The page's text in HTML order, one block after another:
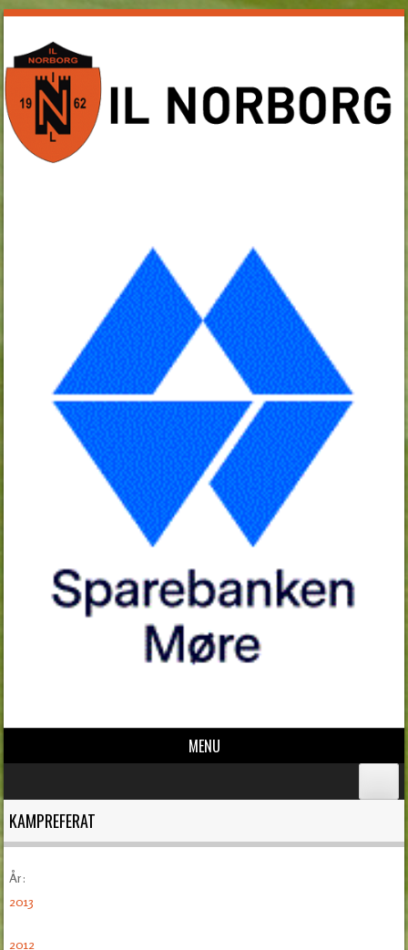
MENU
KAMPREFERAT
År:
2013
2012